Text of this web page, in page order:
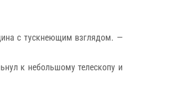
с тускнеющим взглядом. —
к небольшому телескопу и